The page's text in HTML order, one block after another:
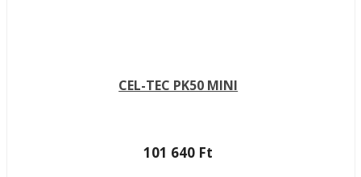
CEL-TEC PK50 MINI
101 640 Ft